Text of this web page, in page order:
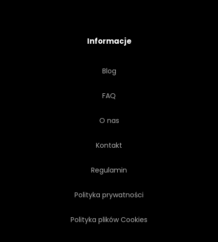
Informacje
Blog
FAQ
O nas
Kontakt
Regulamin
Polityka prywatności
Polityka plików Cookies